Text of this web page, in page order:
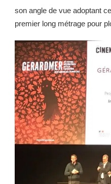
son angle de vue adoptant
premier long métrage pour